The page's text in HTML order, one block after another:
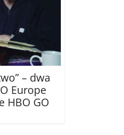
– dwa
Europe
HBO GO